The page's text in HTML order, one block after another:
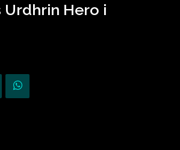
Urdhrin Hero i